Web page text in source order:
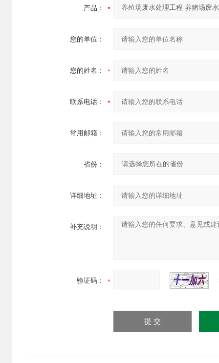
产品：
您的单位：
您的姓名：
联系电话：
常用邮箱：
省份：
详细地址：
补充说明：
验证码：